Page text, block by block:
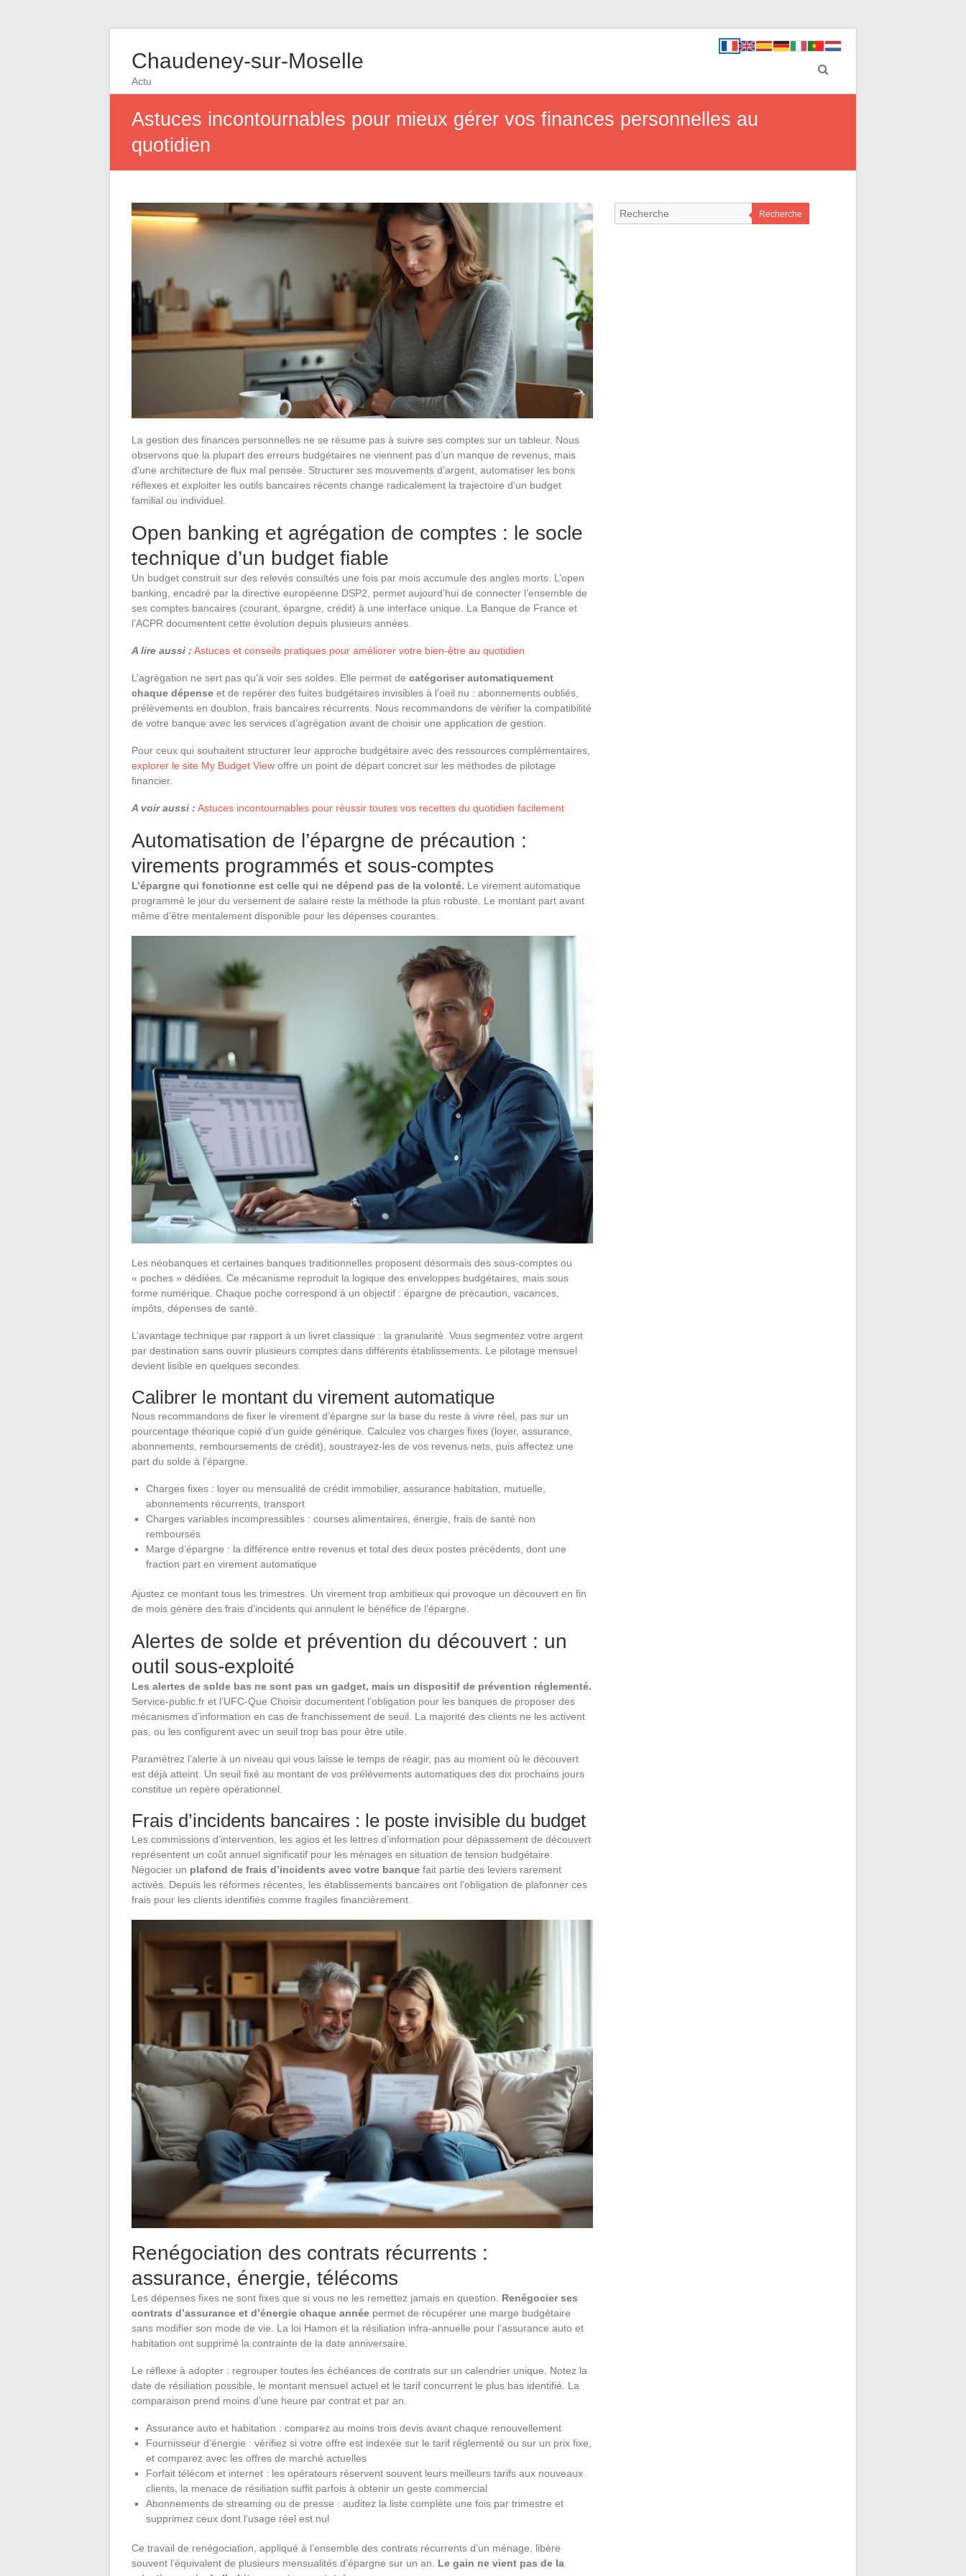
Chaudeney-sur-Moselle
Actu
Astuces incontournables pour mieux gérer vos finances personnelles au
quotidien
La gestion des finances personnelles ne se résume pas à suivre ses comptes sur un tableur. Nous
observons que la plupart des erreurs budgétaires ne viennent pas d’un manque de revenus, mais
d’une architecture de flux mal pensée. Structurer ses mouvements d’argent, automatiser les bons
réflexes et exploiter les outils bancaires récents change radicalement la trajectoire d’un budget
familial ou individuel.
Open banking et agrégation de comptes : le socle
technique d’un budget fiable
Un budget construit sur des relevés consultés une fois par mois accumule des angles morts. L’open
banking, encadré par la directive européenne DSP2, permet aujourd’hui de connecter l’ensemble de
ses comptes bancaires (courant, épargne, crédit) à une interface unique. La Banque de France et
l’ACPR documentent cette évolution depuis plusieurs années.
A lire aussi : Astuces et conseils pratiques pour améliorer votre bien-être au quotidien
L’agrégation ne sert pas qu’à voir ses soldes. Elle permet de catégoriser automatiquement
chaque dépense et de repérer des fuites budgétaires invisibles à l’oeil nu : abonnements oubliés,
prélèvements en doublon, frais bancaires récurrents. Nous recommandons de vérifier la compatibilité
de votre banque avec les services d’agrégation avant de choisir une application de gestion.
Pour ceux qui souhaitent structurer leur approche budgétaire avec des ressources complémentaires,
explorer le site My Budget View offre un point de départ concret sur les méthodes de pilotage
financier.
A voir aussi : Astuces incontournables pour réussir toutes vos recettes du quotidien facilement
Automatisation de l’épargne de précaution :
virements programmés et sous-comptes
L’épargne qui fonctionne est celle qui ne dépend pas de la volonté. Le virement automatique
programmé le jour du versement de salaire reste la méthode la plus robuste. Le montant part avant
même d’être mentalement disponible pour les dépenses courantes.
Les néobanques et certaines banques traditionnelles proposent désormais des sous-comptes ou
« poches » dédiées. Ce mécanisme reproduit la logique des enveloppes budgétaires, mais sous
forme numérique. Chaque poche correspond à un objectif : épargne de précaution, vacances,
impôts, dépenses de santé.
L’avantage technique par rapport à un livret classique : la granularité. Vous segmentez votre argent
par destination sans ouvrir plusieurs comptes dans différents établissements. Le pilotage mensuel
devient lisible en quelques secondes.
Calibrer le montant du virement automatique
Nous recommandons de fixer le virement d’épargne sur la base du reste à vivre réel, pas sur un
pourcentage théorique copié d’un guide générique. Calculez vos charges fixes (loyer, assurance,
abonnements, remboursements de crédit), soustrayez-les de vos revenus nets, puis affectez une
part du solde à l’épargne.
Charges fixes : loyer ou mensualité de crédit immobilier, assurance habitation, mutuelle,
abonnements récurrents, transport
Charges variables incompressibles : courses alimentaires, énergie, frais de santé non
remboursés
Marge d’épargne : la différence entre revenus et total des deux postes précédents, dont une
fraction part en virement automatique
Ajustez ce montant tous les trimestres. Un virement trop ambitieux qui provoque un découvert en fin
de mois génère des frais d’incidents qui annulent le bénéfice de l’épargne.
Alertes de solde et prévention du découvert : un
outil sous-exploité
Les alertes de solde bas ne sont pas un gadget, mais un dispositif de prévention réglementé.
Service-public.fr et l’UFC-Que Choisir documentent l’obligation pour les banques de proposer des
mécanismes d’information en cas de franchissement de seuil. La majorité des clients ne les activent
pas, ou les configurent avec un seuil trop bas pour être utile.
Paramétrez l’alerte à un niveau qui vous laisse le temps de réagir, pas au moment où le découvert
est déjà atteint. Un seuil fixé au montant de vos prélèvements automatiques des dix prochains jours
constitue un repère opérationnel.
Frais d’incidents bancaires : le poste invisible du budget
Les commissions d’intervention, les agios et les lettres d’information pour dépassement de découvert
représentent un coût annuel significatif pour les ménages en situation de tension budgétaire.
Négocier un plafond de frais d’incidents avec votre banque fait partie des leviers rarement
activés. Depuis les réformes récentes, les établissements bancaires ont l’obligation de plafonner ces
frais pour les clients identifiés comme fragiles financièrement.
Renégociation des contrats récurrents :
assurance, énergie, télécoms
Les dépenses fixes ne sont fixes que si vous ne les remettez jamais en question. Renégocier ses
contrats d’assurance et d’énergie chaque année permet de récupérer une marge budgétaire
sans modifier son mode de vie. La loi Hamon et la résiliation infra-annuelle pour l’assurance auto et
habitation ont supprimé la contrainte de la date anniversaire.
Le réflexe à adopter : regrouper toutes les échéances de contrats sur un calendrier unique. Notez la
date de résiliation possible, le montant mensuel actuel et le tarif concurrent le plus bas identifié. La
comparaison prend moins d’une heure par contrat et par an.
Assurance auto et habitation : comparez au moins trois devis avant chaque renouvellement
Fournisseur d’énergie : vérifiez si votre offre est indexée sur le tarif réglementé ou sur un prix fixe,
et comparez avec les offres de marché actuelles
Forfait télécom et internet : les opérateurs réservent souvent leurs meilleurs tarifs aux nouveaux
clients, la menace de résiliation suffit parfois à obtenir un geste commercial
Abonnements de streaming ou de presse : auditez la liste complète une fois par trimestre et
supprimez ceux dont l’usage réel est nul
Ce travail de renégociation, appliqué à l’ensemble des contrats récurrents d’un ménage, libère
souvent l’équivalent de plusieurs mensualités d’épargne sur un an. Le gain ne vient pas de la
Recherche